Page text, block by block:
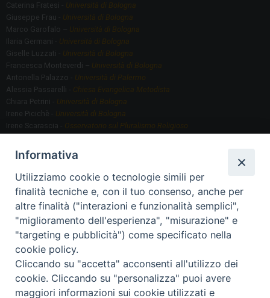
Caterina Fratesi - Università di Bologna
Giuseppe Frau - Università di Bologna
Marco Garofalo – Università di Bologna
Ilaria Germani - Università di Bologna
Giselle Luzzati - Università di Bologna
Francesca Monteverdi – Università di Bologna
Antonella Palazzo - Università di Palermo
Alessia Passarelli - Chiesa Evangelica Metodista
Chiara Petrini - Università di Bologna
Irene Picichè - Università di Bologna
Irene Scarascia - Osservatorio sul Pluralismo Religioso
Segreteria scientifica
Annamaria Fantauzzi -Università di Torino
Segreteria Organizzativa
Paola Morselli -Segreteria GRIS
Elisa Scarlatti ​​-Biblioteca, Siti, Social media GRIS
Informativa
Utilizziamo cookie o tecnologie simili per
finalità tecniche e, con il tuo consenso, anche per
altre finalità ("interazioni e funzionalità semplici",
"miglioramento dell'esperienza", "misurazione" e
"targeting e pubblicità") come specificato nella
cookie policy.
Cliccando su "accetta" acconsenti all'utilizzo dei
cookie. Cliccando su "personalizza" puoi avere
maggiori informazioni sui cookie utilizzati e